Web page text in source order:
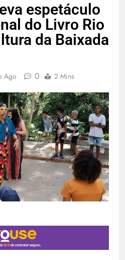
espetáculo
do Livro Rio
da Baixada
Ago 0 2 Mins